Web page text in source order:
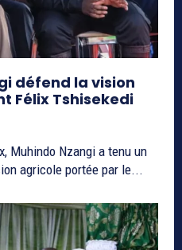
défend la vision
Félix Tshisekedi
Muhindo Nzangi a tenu un
agricole portée par le...